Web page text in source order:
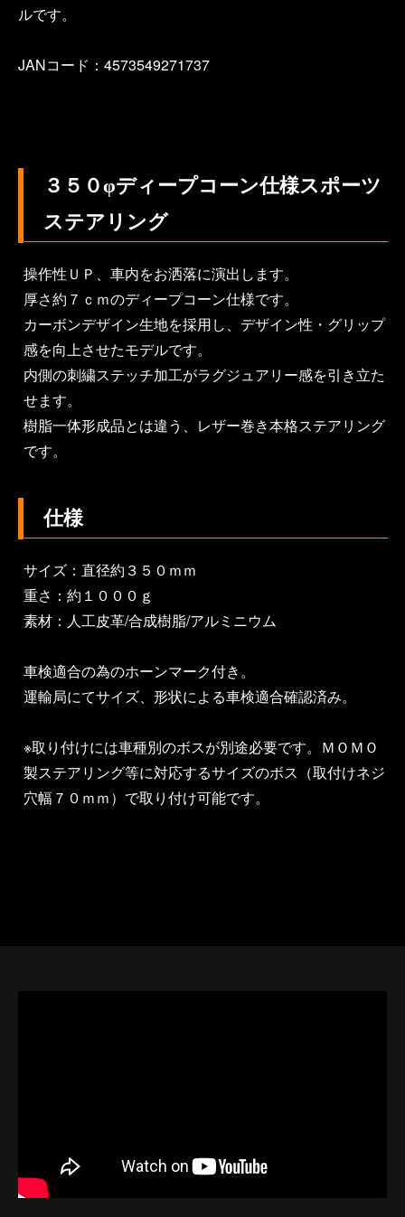
ルです。
JANコード：4573549271737
３５０φディープコーン仕様スポーツ
ステアリング
操作性ＵＰ、車内をお洒落に演出します。
厚さ約７ｃｍのディープコーン仕様です。
カーボンデザイン生地を採用し、デザイン性・グリップ
感を向上させたモデルです。
内側の刺繍ステッチ加工がラグジュアリー感を引き立た
せます。
樹脂一体形成品とは違う、レザー巻き本格ステアリング
です。
仕様
サイズ：直径約３５０ｍｍ
重さ：約１０００ｇ
素材：人工皮革/合成樹脂/アルミニウム
車検適合の為のホーンマーク付き。
運輸局にてサイズ、形状による車検適合確認済み。
※取り付けには車種別のボスが別途必要です。ＭＯＭＯ
製ステアリング等に対応するサイズのボス（取付けネジ
穴幅７０ｍｍ）で取り付け可能です。